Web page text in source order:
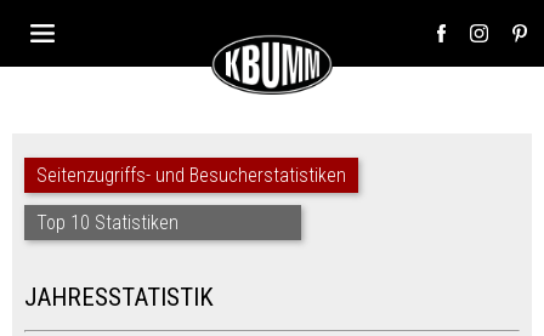
Seitenzugriffs- und Besucherstatistiken
Top 10 Statistiken
JAHRESSTATISTIK